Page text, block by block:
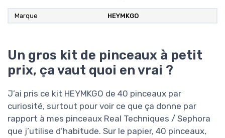
Marque HEYMKGO
Un gros kit de pinceaux à petit
prix, ça vaut quoi en vrai ?
J’ai pris ce kit HEYMKGO de 40 pinceaux par
curiosité, surtout pour voir ce que ça donne par
rapport à mes pinceaux Real Techniques / Sephora
que j’utilise d’habitude. Sur le papier, 40 pinceaux,